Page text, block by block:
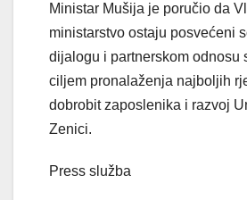
Ministar Mušija je poručio da
ministarstvo ostaju posvećeni
dijalogu i partnerskom odnosu
ciljem pronalaženja najboljih
dobrobit zaposlenika i razvoj
Zenici.
Press služba